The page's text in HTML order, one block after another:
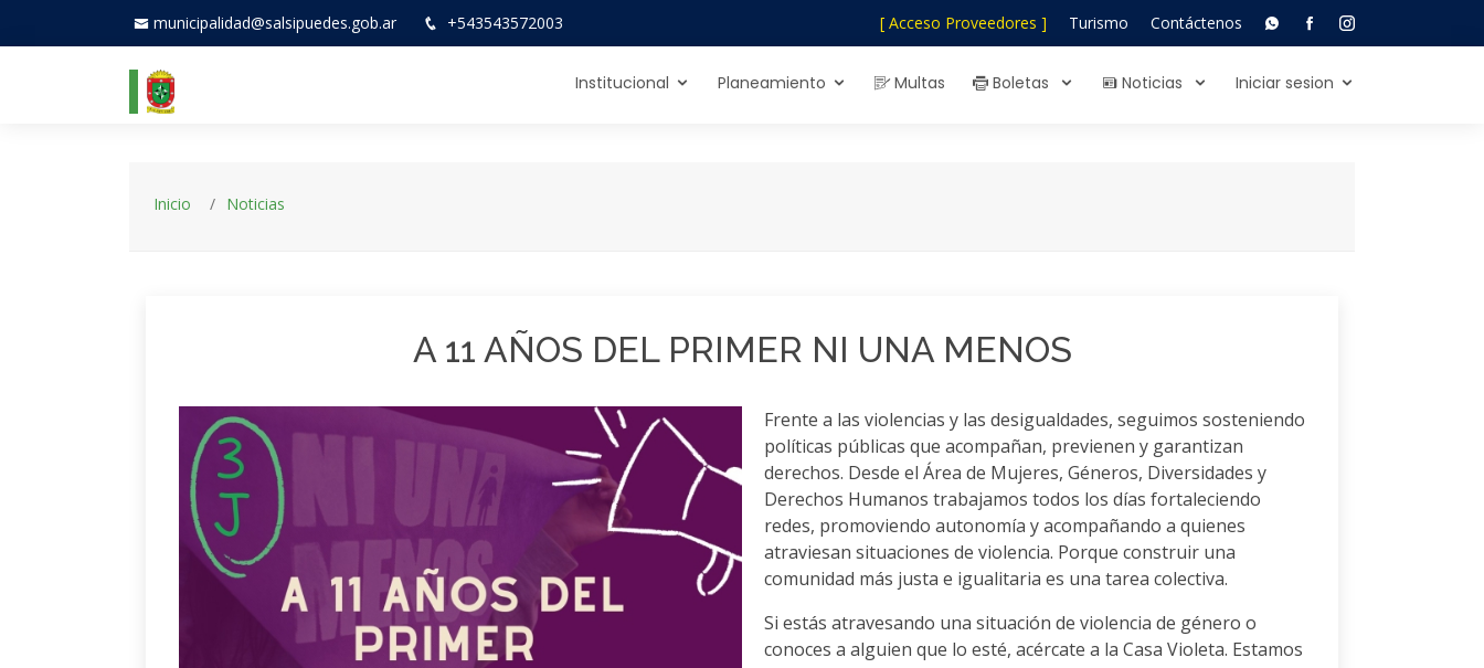
municipalidad@salsipuedes.gob.ar +543543572003 [ Acceso Proveedores ] Turismo Contáctenos
Institucional Planeamiento Multas Boletas Noticias Iniciar sesion
Inicio Noticias
A 11 AÑOS DEL PRIMER NI UNA MENOS
Frente a las violencias y las desigualdades, seguimos sosteniendo
políticas públicas que acompañan, previenen y garantizan
derechos. Desde el Área de Mujeres, Géneros, Diversidades y
Derechos Humanos trabajamos todos los días fortaleciendo
redes, promoviendo autonomía y acompañando a quienes
atraviesan situaciones de violencia. Porque construir una
comunidad más justa e igualitaria es una tarea colectiva.
Si estás atravesando una situación de violencia de género o
conoces a alguien que lo esté, acércate a la Casa Violeta. Estamos